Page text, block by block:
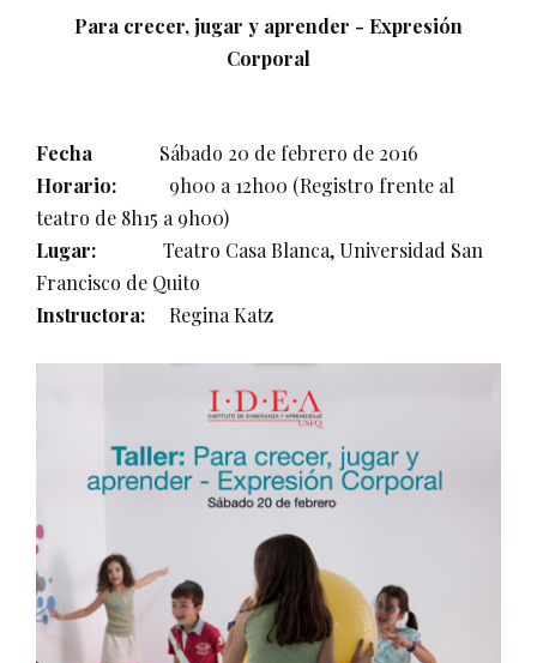
Para crecer, jugar y aprender - Expresión
Corporal
Fecha
Sábado 20 de febrero de 2016
Horario:
9h00 a 12h00 (Registro frente al
teatro de 8h15 a 9h00)
Lugar:
Teatro Casa Blanca, Universidad San
Francisco de Quito
Instructora:
Regina Katz